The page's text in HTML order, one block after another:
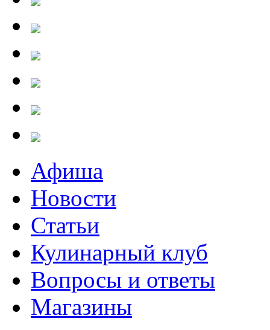
Афиша
Новости
Статьи
Кулинарный клуб
Вопросы и ответы
Магазины